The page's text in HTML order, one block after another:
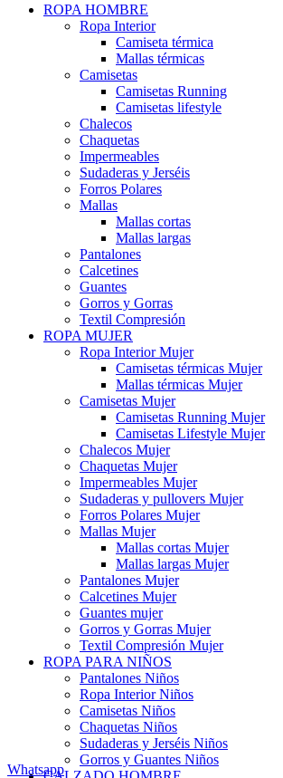
Whatsapp
ROPA HOMBRE
Ropa Interior
Camiseta térmica
Mallas térmicas
Camisetas
Camisetas Running
Camisetas lifestyle
Chalecos
Chaquetas
Impermeables
Sudaderas y Jerséis
Forros Polares
Mallas
Mallas cortas
Mallas largas
Pantalones
Calcetines
Guantes
Gorros y Gorras
Textil Compresión
ROPA MUJER
Ropa Interior Mujer
Camisetas térmicas Mujer
Mallas térmicas Mujer
Camisetas Mujer
Camisetas Running Mujer
Camisetas Lifestyle Mujer
Chalecos Mujer
Chaquetas Mujer
Impermeables Mujer
Sudaderas y pullovers Mujer
Forros Polares Mujer
Mallas Mujer
Mallas cortas Mujer
Mallas largas Mujer
Pantalones Mujer
Calcetines Mujer
Guantes mujer
Gorros y Gorras Mujer
Textil Compresión Mujer
ROPA PARA NIÑOS
Pantalones Niños
Ropa Interior Niños
Camisetas Niños
Chaquetas Niños
Sudaderas y Jerséis Niños
Gorros y Guantes Niños